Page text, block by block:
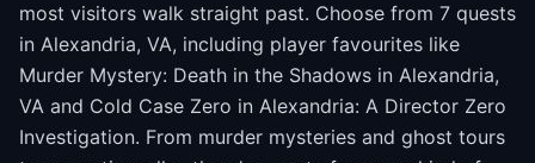
most visitors walk straight past. Choose from 7 quests
in Alexandria, VA, including player favourites like
Murder Mystery: Death in the Shadows in Alexandria,
VA and Cold Case Zero in Alexandria: A Director Zero
Investigation. From murder mysteries and ghost tours